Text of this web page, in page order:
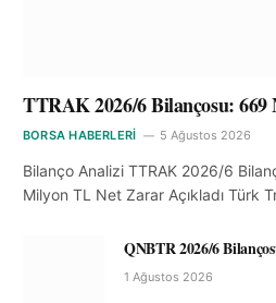
TTRAK 2026/6 Bilançosu:
BORSA HABERLERI 5 Ağustos 2026
Bilanço Analizi TTRAK 2026/6
Milyon TL Net Zarar Açıkladı Türk
QNBTR 2026/6
1 Ağustos 2026